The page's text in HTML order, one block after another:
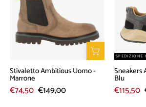
Marrone
Stivaletto Ambitious Uomo -
Marrone
€74,50 €149,00
SPEDIZIONE
Sneakers
Blu
€115,50